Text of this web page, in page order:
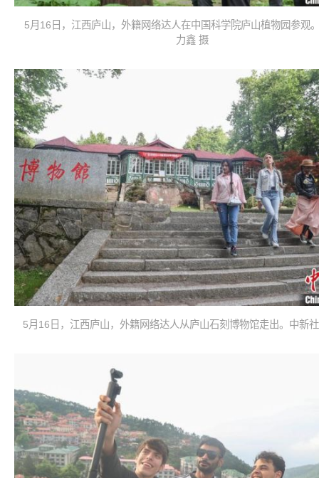
5月16日，江西庐山，外籍网络达人在中国科学院庐山植物园参观
力鑫 摄
5月16日，江西庐山，外籍网络达人从庐山石刻博物馆走出。中新